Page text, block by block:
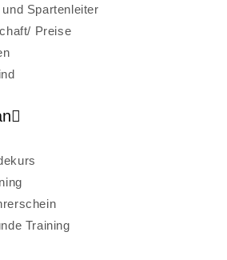
Spartenleiter
Preise
Training